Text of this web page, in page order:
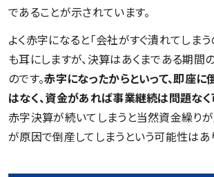
であることが示されています。
よく赤字になると「会社がすぐ潰れてしまう
も耳にしますが、決算はあくまである期間
のです。赤字になったからといって、即座
はなく、資金があれば事業継続は問題なく
赤字決算が続いてしまうと当然資金繰りが
が原因で倒産してしまうという可能性はあ